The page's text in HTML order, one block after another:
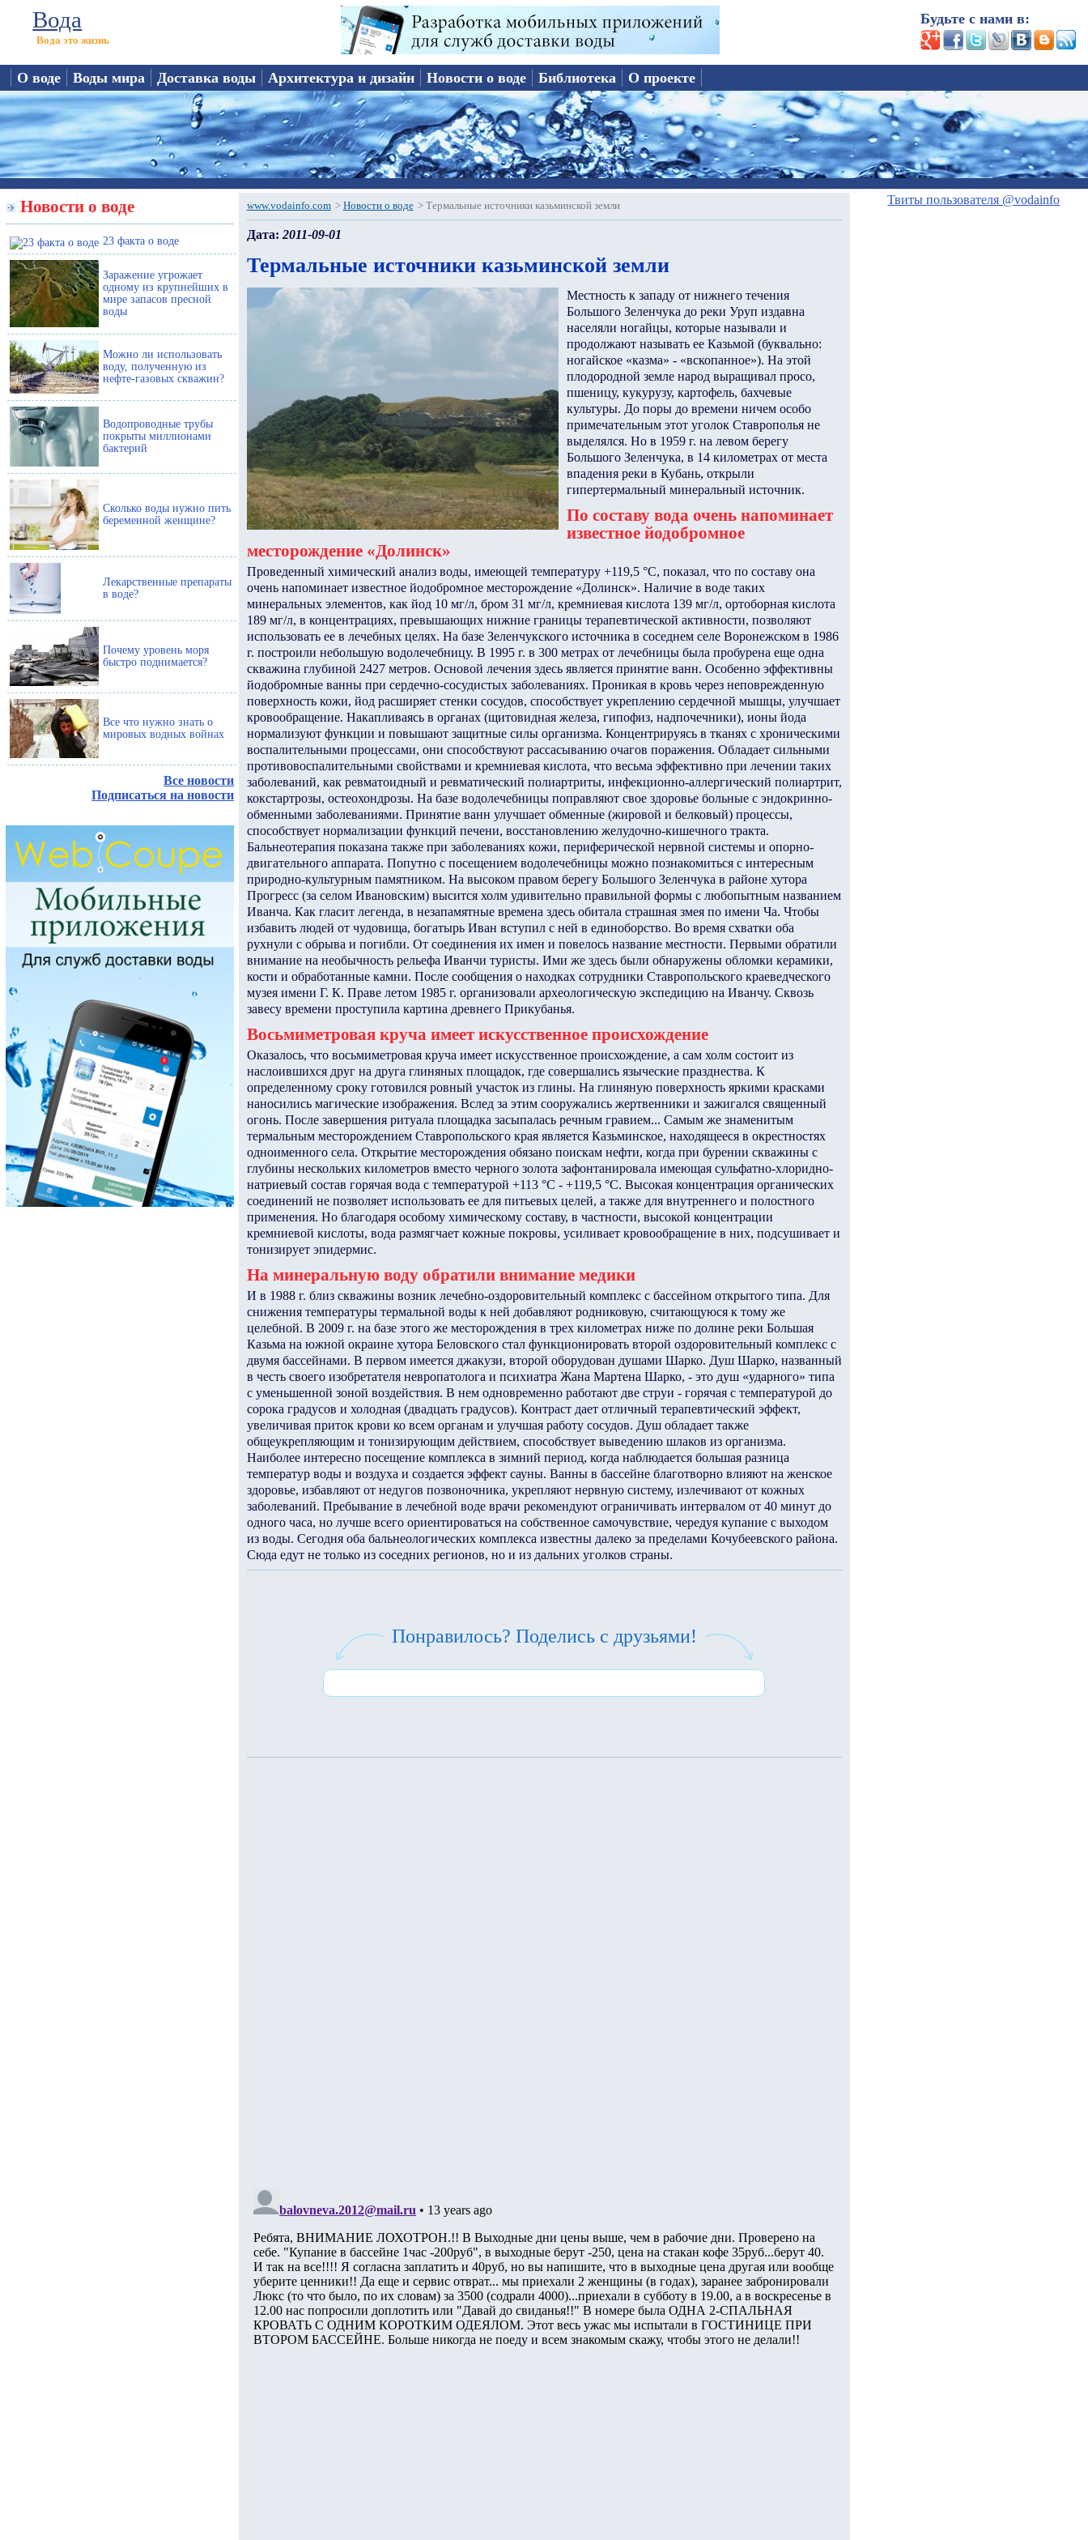
Вода
Вода это жизнь
Будьте с нами в:
О воде Воды мира Доставка воды Архитектура и дизайн Новости о воде Библиотека О проекте
Новости о воде
23 факта о воде
Заражение угрожает
одному из крупнейших в
мире запасов пресной
воды
Можно ли использовать
воду, полученную из
нефте-газовых скважин?
Водопроводные трубы
покрыты миллионами
бактерий
Сколько воды нужно пить
беременной женщине?
Лекарственные препараты
в воде?
Почему уровень моря
быстро поднимается?
Все что нужно знать о
мировых водных войнах
Все новости
Подписаться на новости
www.vodainfo.com > Новости о воде > Термальные источники казьминской земли
Дата: 2011-09-01
Термальные источники казьминской земли
Местность к западу от нижнего течения
Большого Зеленчука до реки Уруп издавна
населяли ногайцы, которые называли и
продолжают называть ее Казьмой (буквально:
ногайское «казма» - «вскопанное»). На этой
плодородной земле народ выращивал просо,
пшеницу, кукурузу, картофель, бахчевые
культуры. До поры до времени ничем особо
примечательным этот уголок Ставрополья не
выделялся. Но в 1959 г. на левом берегу
Большого Зеленчука, в 14 километрах от места
впадения реки в Кубань, открыли
гипертермальный минеральный источник.
По составу вода очень напоминает
известное йодобромное
месторождение «Долинск»
Проведенный химический анализ воды, имеющей температуру +119,5 °С, показал, что по составу она
очень напоминает известное йодобромное месторождение «Долинск». Наличие в воде таких
минеральных элементов, как йод 10 мг/л, бром 31 мг/л, кремниевая кислота 139 мг/л, ортоборная кислота
189 мг/л, в концентрациях, превышающих нижние границы терапевтической активности, позволяют
использовать ее в лечебных целях. На базе Зеленчукского источника в соседнем селе Воронежском в 1986
г. построили небольшую водолечебницу. В 1995 г. в 300 метрах от лечебницы была пробурена еще одна
скважина глубиной 2427 метров. Основой лечения здесь является принятие ванн. Особенно эффективны
йодобромные ванны при сердечно-сосудистых заболеваниях. Проникая в кровь через неповрежденную
поверхность кожи, йод расширяет стенки сосудов, способствует укреплению сердечной мышцы, улучшает
кровообращение. Накапливаясь в органах (щитовидная железа, гипофиз, надпочечники), ионы йода
нормализуют функции и повышают защитные силы организма. Концентрируясь в тканях с хроническими
воспалительными процессами, они способствуют рассасыванию очагов поражения. Обладает сильными
противовоспалительными свойствами и кремниевая кислота, что весьма эффективно при лечении таких
заболеваний, как ревматоидный и ревматический полиартриты, инфекционно-аллергический полиартрит,
кокстартрозы, остеохондрозы. На базе водолечебницы поправляют свое здоровье больные с эндокринно-
обменными заболеваниями. Принятие ванн улучшает обменные (жировой и белковый) процессы,
способствует нормализации функций печени, восстановлению желудочно-кишечного тракта.
Бальнеотерапия показана также при заболеваниях кожи, периферической нервной системы и опорно-
двигательного аппарата. Попутно с посещением водолечебницы можно познакомиться с интересным
природно-культурным памятником. На высоком правом берегу Большого Зеленчука в районе хутора
Прогресс (за селом Ивановским) высится холм удивительно правильной формы с любопытным названием
Иванча. Как гласит легенда, в незапамятные времена здесь обитала страшная змея по имени Ча. Чтобы
избавить людей от чудовища, богатырь Иван вступил с ней в единоборство. Во время схватки оба
рухнули с обрыва и погибли. От соединения их имен и повелось название местности. Первыми обратили
внимание на необычность рельефа Иванчи туристы. Ими же здесь были обнаружены обломки керамики,
кости и обработанные камни. После сообщения о находках сотрудники Ставропольского краеведческого
музея имени Г. К. Праве летом 1985 г. организовали археологическую экспедицию на Иванчу. Сквозь
завесу времени проступила картина древнего Прикубанья.
Восьмиметровая круча имеет искусственное происхождение
Оказалось, что восьмиметровая круча имеет искусственное происхождение, а сам холм состоит из
наслоившихся друг на друга глиняных площадок, где совершались языческие празднества. К
определенному сроку готовился ровный участок из глины. На глиняную поверхность яркими красками
наносились магические изображения. Вслед за этим сооружались жертвенники и зажигался священный
огонь. После завершения ритуала площадка засыпалась речным гравием... Самым же знаменитым
термальным месторождением Ставропольского края является Казьминское, находящееся в окрестностях
одноименного села. Открытие месторождения обязано поискам нефти, когда при бурении скважины с
глубины нескольких километров вместо черного золота зафонтанировала имеющая сульфатно-хлоридно-
натриевый состав горячая вода с температурой +113 °С - +119,5 °С. Высокая концентрация органических
соединений не позволяет использовать ее для питьевых целей, а также для внутреннего и полостного
применения. Но благодаря особому химическому составу, в частности, высокой концентрации
кремниевой кислоты, вода размягчает кожные покровы, усиливает кровообращение в них, подсушивает и
тонизирует эпидермис.
На минеральную воду обратили внимание медики
И в 1988 г. близ скважины возник лечебно-оздоровительный комплекс с бассейном открытого типа. Для
снижения температуры термальной воды к ней добавляют родниковую, считающуюся к тому же
целебной. В 2009 г. на базе этого же месторождения в трех километрах ниже по долине реки Большая
Казьма на южной окраине хутора Беловского стал функционировать второй оздоровительный комплекс с
двумя бассейнами. В первом имеется джакузи, второй оборудован душами Шарко. Душ Шарко, названный
в честь своего изобретателя невропатолога и психиатра Жана Мартена Шарко, - это душ «ударного» типа
с уменьшенной зоной воздействия. В нем одновременно работают две струи - горячая с температурой до
сорока градусов и холодная (двадцать градусов). Контраст дает отличный терапевтический эффект,
увеличивая приток крови ко всем органам и улучшая работу сосудов. Душ обладает также
общеукрепляющим и тонизирующим действием, способствует выведению шлаков из организма.
Наиболее интересно посещение комплекса в зимний период, когда наблюдается большая разница
температур воды и воздуха и создается эффект сауны. Ванны в бассейне благотворно влияют на женское
здоровье, избавляют от недугов позвоночника, укрепляют нервную систему, излечивают от кожных
заболеваний. Пребывание в лечебной воде врачи рекомендуют ограничивать интервалом от 40 минут до
одного часа, но лучше всего ориентироваться на собственное самочувствие, чередуя купание с выходом
из воды. Сегодня оба бальнеологических комплекса известны далеко за пределами Кочубеевского района.
Сюда едут не только из соседних регионов, но и из дальних уголков страны.
Понравилось? Поделись с друзьями!
Твиты пользователя @vodainfo